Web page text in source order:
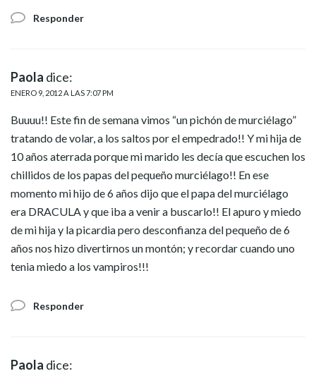
Responder
Paola dice:
ENERO 9, 2012 A LAS 7:07 PM
Buuuu!! Este fin de semana vimos “un pichón de murciélago”
tratando de volar, a los saltos por el empedrado!! Y mi hija de
10 años aterrada porque mi marido les decía que escuchen los
chillidos de los papas del pequeño murciélago!! En ese
momento mi hijo de 6 años dijo que el papa del murciélago
era DRACULA y que iba a venir a buscarlo!! El apuro y miedo
de mi hija y la picardia pero desconfianza del pequeño de 6
años nos hizo divertirnos un montón; y recordar cuando uno
tenia miedo a los vampiros!!!
Responder
Paola dice: